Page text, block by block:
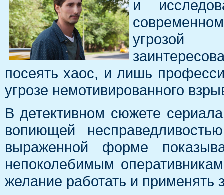
и
посеять хаос, и лишь
угрозе немотивированного
В детективном сюжете
вопиющей
выраженной форме
непоколебимым
желание работать и применять